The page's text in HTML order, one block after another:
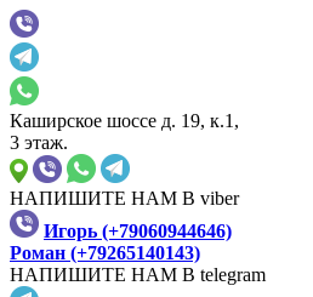
Каширское шоссе д. 19, к.1,
3 этаж.
НАПИШИТЕ НАМ В viber
Игорь (+79060944646)
Роман (+79265140143)
НАПИШИТЕ НАМ В telegram